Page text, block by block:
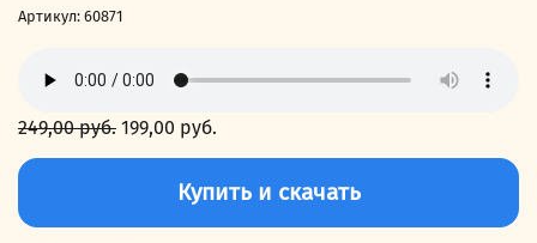
Артикул: 60871
249,00руб. Первоначальная
249,00 руб..
199,00 руб.
Количество
Евангелие
Купить и скачать